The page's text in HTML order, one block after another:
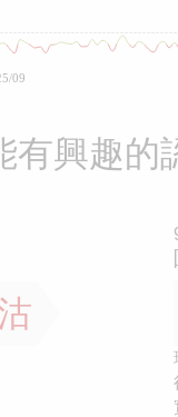
09
有興趣的